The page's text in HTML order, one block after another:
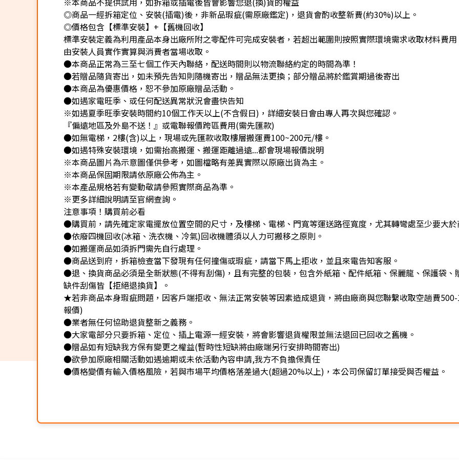
◎商品一經拆箱定位、安裝(插電)後，非新品瑕疵(需原廠鑑定)，退貨會酌收整新費(約30%)以上。
◎價格包含【標準安裝】+【舊機回收】
標準安裝定義為利用產品本身出廠所附之零配件可完成安裝者，若超出範圍則按照實際環境需求收取材料費
由安裝人員實作實算與消費者當場收取。
●本商品正常為三至七個工作天內聯絡，配送時間則以物流聯絡約定的時間為準！
●若贈品隨貨寄出，如未預先告知則隨機寄出，贈品無法更換；部分贈品將於鑑賞期過後寄出
●本商品為優惠價格，恕不參加原廠贈品活動。
●如遇家電旺季、或任何配送異常狀況會盡快告知
※如遇夏季旺季安裝時間約10個工作天以上(不含假日)，詳細安裝日會由專人再次與您確認。
『偏遠地區及外島不送！』或電聯報價跨區費用(需先匯款)
●如無電梯，2樓(含)以上，現場或先匯款收取樓層搬運費100~200元/樓。
●如遇特殊安裝環境，如需抬高搬運、搬運距離過遠...都會現場報價說明
※本商品圖片為示意圖僅供參考，如圖檔略有差異實際以原廠出貨為主。
※本商品保固期限請依原廠公佈為主。
※本產品規格若有變動敬請參照實際商品為準。
※更多詳細說明請至官網查詢。
注意事項！購買前必看
●購買前，請先確定家電擺放位置空間的尺寸，及樓梯、電梯、門寬等運送路徑寬度，尤其轉彎處至少要大
●依廢四機回收(冰箱、洗衣機、冷氣)回收機體須以人力可搬移之原則。
●如搬運商品如須拆門需先自行處理。
●商品送到府，拆箱檢查當下發現有任何撞傷或瑕疵，請當下馬上拒收，並且來電告知客服。
●退、換貨商品必須是全新狀態(不得有刮傷)，且有完整的包裝，包含外紙箱、配件紙箱、保麗龍、保護袋
缺件刮傷皆【拒絕退換貨】。
★若非商品本身瑕疵問題，因客戶端拒收、無法正常安裝等因素造成退貨，將由廠商與您聯繫收取空趟費
報價)
●業者無任何協助退貨整新之義務。
●大家電部分只要拆箱、定位、插上電源一經安裝，將會影響退貨權限並無法退回已回收之舊機。
●贈品如有短缺我方保有變更之權益(暫時性短缺將由廠端另行安排時間寄出)
●欲參加原廠相關活動如遇逾期或未依活動內容申請,我方不負擔保責任
●價格變價有輸入價格風險，若與市場平均價格落差過大(超過20%以上)，本公司保留訂單接受與否權益。